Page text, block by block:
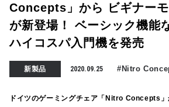
Concepts」から ビギナーモ
が新登場！ ベーシック機能
ハイコスパ入門機を発売
新製品 2020.09.25 #Nitro
ドイツのゲーミングチェア「Nitro Concepts